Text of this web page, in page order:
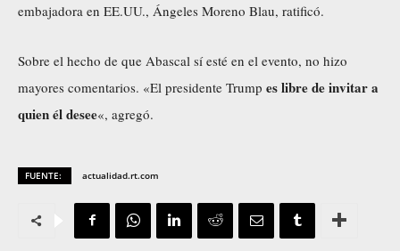
embajadora en EE.UU., Ángeles Moreno Blau, ratificó.
Sobre el hecho de que Abascal sí esté en el evento, no hizo
mayores comentarios. «El presidente Trump es libre de invitar a
quien él desee«, agregó.
FUENTE: actualidad.rt.com